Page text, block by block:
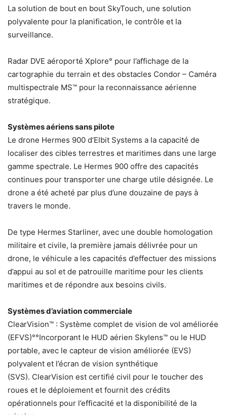
La solution de bout en bout SkyTouch, une solution
polyvalente pour la planification, le contrôle et la
surveillance.
Radar DVE aéroporté Xplore° pour l’affichage de la
cartographie du terrain et des obstacles Condor – Caméra
multispectrale MS™ pour la reconnaissance aérienne
stratégique.
Systèmes aériens sans pilote
Le drone Hermes 900 d’Elbit Systems a la capacité de
localiser des cibles terrestres et maritimes dans une large
gamme spectrale. Le Hermes 900 offre des capacités
continues pour transporter une charge utile désignée. Le
drone a été acheté par plus d’une douzaine de pays à
travers le monde.
De type Hermes Starliner, avec une double homologation
militaire et civile, la première jamais délivrée pour un
drone, le véhicule a les capacités d’effectuer des missions
d’appui au sol et de patrouille maritime pour les clients
maritimes et de répondre aux besoins civils.
Systèmes d’aviation commerciale
ClearVision™ : Système complet de vision de vol améliorée
(EFVS)°°Incorporant le HUD aérien Skylens™ ou le HUD
portable, avec le capteur de vision améliorée (EVS)
polyvalent et l’écran de vision synthétique
(SVS). ClearVision est certifié civil pour le toucher des
roues et le déploiement et fournit des crédits
opérationnels pour l’efficacité et la disponibilité de la